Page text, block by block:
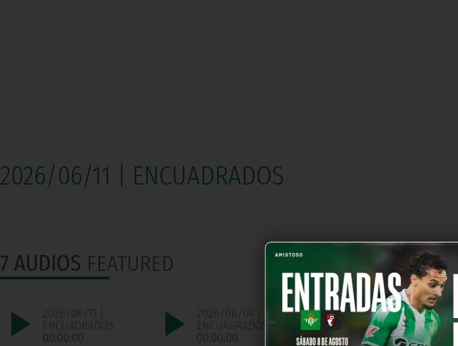
2026/06/11 | ENCUADRADOS
7 AUDIOS FEATURED
2026/06/11 |
ENCUADRADOS
00:00:00
2026/06/04 |
ENCUADRADOS
00:00:00
2026/05/28 |
ENCUADRADOS
00:00:00